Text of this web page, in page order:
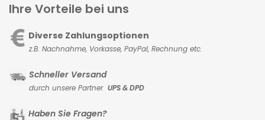
Ihre Vorteile bei uns
Diverse Zahlungsoptionen
z.B. Nachnahme, Vorkasse, PayPal, Rechnung etc.
Schneller Versand
durch unsere Partner UPS & DPD
Haben Sie Fragen?